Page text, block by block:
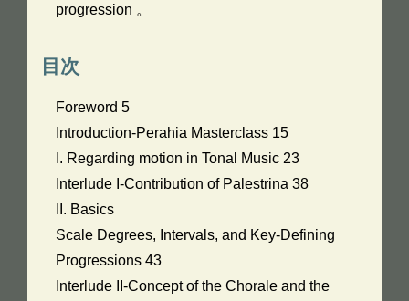
progression 。
目次
Foreword 5
Introduction-Perahia Masterclass 15
I. Regarding motion in Tonal Music 23
Interlude I-Contribution of Palestrina 38
II. Basics
Scale Degrees, Intervals, and Key-Defining
Progressions 43
Interlude II-Concept of the Chorale and the